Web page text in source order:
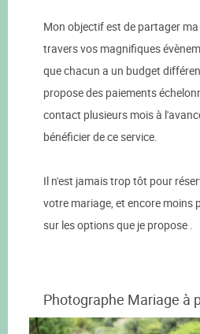
Mon objectif est de partager
travers vos magnifiques
que chacun a un budget
propose des paiements
contact plusieurs mois à
bénéficier de ce service.
Il n'est jamais trop tôt pour
votre mariage, et encore moins
sur les options que je propose .
Photographe Mariage à